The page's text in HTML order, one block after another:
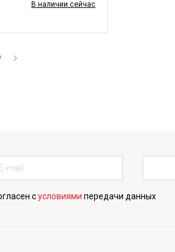
В наличии сейчас
сусловиями передачи данных